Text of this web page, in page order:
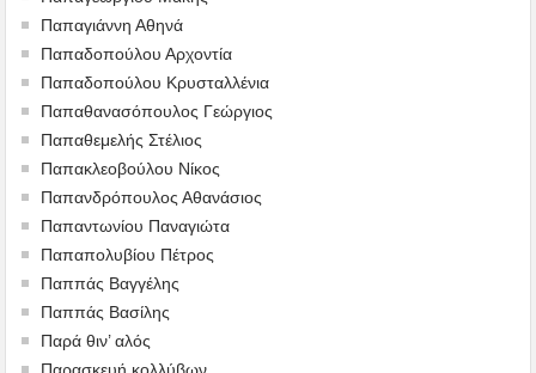
Παπαγιάννη Αθηνά
Παπαδοπούλου Αρχοντία
Παπαδοπούλου Κρυσταλλένια
Παπαθανασόπουλος Γεώργιος
Παπαθεμελής Στέλιος
Παπακλεοβούλου Νίκος
Παπανδρόπουλος Αθανάσιος
Παπαντωνίου Παναγιώτα
Παπαπολυβίου Πέτρος
Παππάς Βαγγέλης
Παππάς Βασίλης
Παρά θιν’ αλός
Παρασκευή κολλύβων